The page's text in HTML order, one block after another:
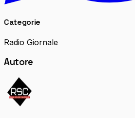
Categorie
Radio Giornale
Autore